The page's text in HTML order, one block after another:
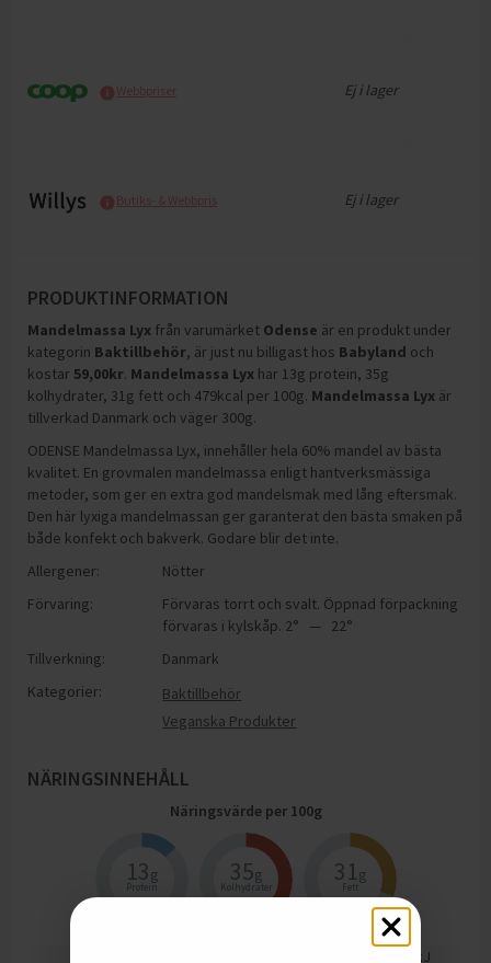
Webbpriser Ej i lager
Butiks- & Webbpris Ej i lager
PRODUKTINFORMATION
Mandelmassa Lyx från varumärket Odense är en produkt under
kategorin Baktillbehör, är just nu billigast hos Babyland och
kostar 59,00kr. Mandelmassa Lyx har 13g protein, 35g
kolhydrater, 31g fett och 479kcal per 100g. Mandelmassa Lyx är
tillverkad Danmark och väger 300g.
ODENSE Mandelmassa Lyx, innehåller hela 60% mandel av bästa
kvalitet. En grovmalen mandelmassa enligt hantverksmässiga
metoder, som ger en extra god mandelsmak med lång eftersmak.
Den här lyxiga mandelmassan ger garanterat den bästa smaken på
både konfekt och bakverk. Godare blir det inte.
Allergener:
Nötter
Förvaring:
Förvaras torrt och svalt. Öppnad förpackning
förvaras i kylskåp. 2° — 22°
Tillverkning:
Danmark
Kategorier:
Baktillbehör
Veganska Produkter
NÄRINGSINNEHÅLL
Näringsvärde per 100g
13g
Protein
35g
Kolhydrater
31 g
Fett
kJ